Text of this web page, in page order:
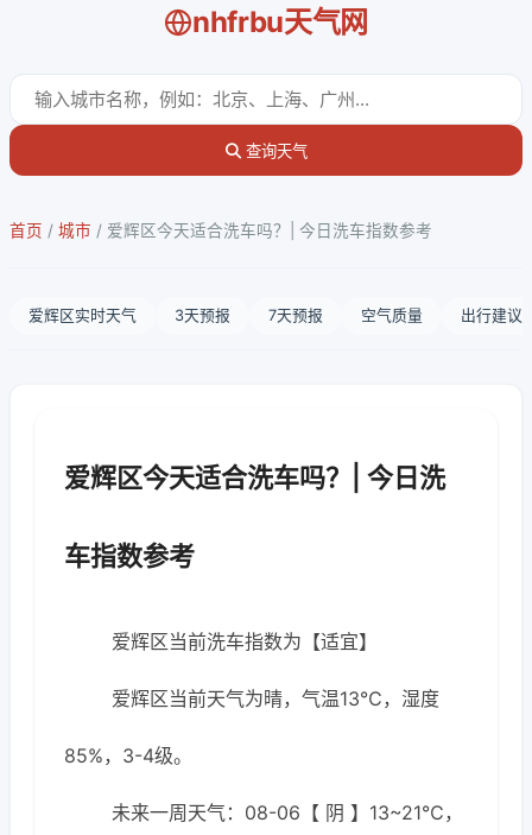
nhfrbu天气网
查询天气
首页 / 城市 / 爱辉区今天适合洗车吗？| 今日洗车指数参考
爱辉区实时天气 3天预报 7天预报 空气质量 出行建议
爱辉区今天适合洗车吗？| 今日洗
车指数参考
爱辉区当前洗车指数为【适宜】
爱辉区当前天气为晴，气温13℃，湿度
85%，3-4级。
未来一周天气：08-06【 阴 】13~21℃，